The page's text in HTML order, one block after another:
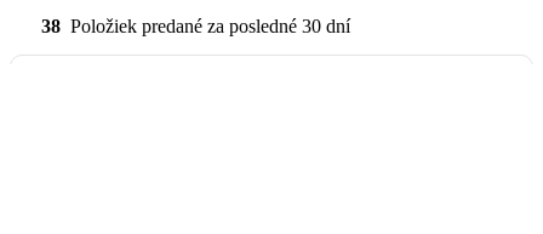
38 Položiek predané za posledné 30 dní